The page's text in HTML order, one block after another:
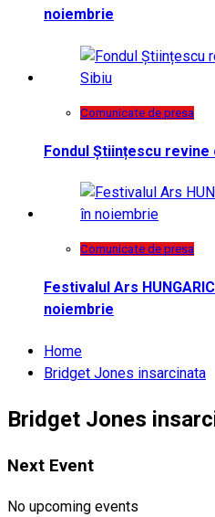
noiembrie
Comunicate de presa
Fondul Științescu revine
Comunicate de presa
Festivalul Ars
noiembrie
Home
Bridget Jones insarcinata
Bridget Jones
Next Event
No upcoming events